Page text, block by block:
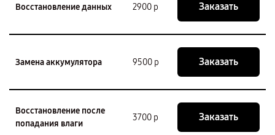
Восстановление данных 2900 р Заказать
Замена аккумулятора 9500 р Заказать
Восстановление после
попадания влаги
3700 р Заказать